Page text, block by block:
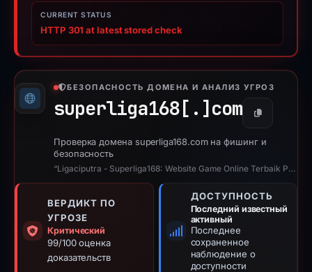
CURRENT STATUS
HTTP 301 at latest stored check
БЕЗОПАСНОСТЬ ДОМЕНА И АНАЛИЗ УГРОЗ
superliga168[.] com Копировать
Проверка домена superliga168.com на фишинг и
безопасность
“Ligaciputra - Superliga168: Website Game Online Terbaik Premium Eksklusif Ind...”
ВЕРДИКТ ПО
УГРОЗЕ
Критический
99/100 оценка
доказательств
ДОСТУПНОСТЬ
Последний известный
активный
Последнее
сохраненное
наблюдение о
доступности